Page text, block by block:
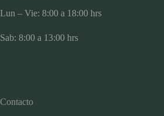
Lun – Vie: 8:00 a 18:00 hrs
Sab: 8:00 a 13:00 hrs
Contacto